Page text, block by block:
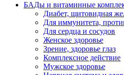
БАДы и витаминные
Диабет, щитовидная
Для иммунитета,
Для сердца и сосудов
Женское здоровье
Зрение, здоровье глаз
Комплексное действие
Мужское здоровье